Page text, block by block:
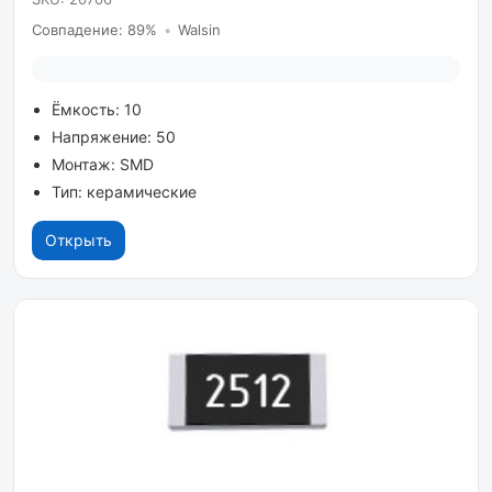
Совпадение: 89% • Walsin
Ёмкость: 10
Напряжение: 50
Монтаж: SMD
Тип: керамические
Открыть